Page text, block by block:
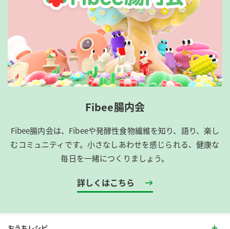
Fibee腸内会
Fibee腸内会は、​Fibeeや発酵性食物繊維を知り、語り、楽し
むコミュニティです。​小さなしあわせを感じられる、健康な
毎日を一緒につくりましょう。
詳しくはこちら